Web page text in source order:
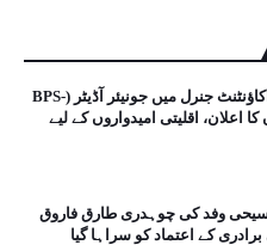
آفس آف دی ملٹری اکاؤنٹنٹ جنرل میں جونیئر آڈیٹر (BPS-
آسامیوں کا اعلان، اقلیتی امیدواروں کے لیے
وفد کی چوہدری طارق فاروق
کے اعتماد کو سراہا گیا